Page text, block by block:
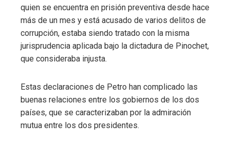
quien se encuentra en prisión preventiva desde hace
más de un mes y está acusado de varios delitos de
corrupción, estaba siendo tratado con la misma
jurisprudencia aplicada bajo la dictadura de Pinochet,
que consideraba injusta.
Estas declaraciones de Petro han complicado las
buenas relaciones entre los gobiernos de los dos
países, que se caracterizaban por la admiración
mutua entre los dos presidentes.